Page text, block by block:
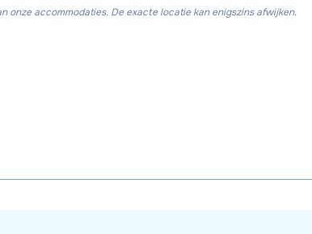
onze accommodaties. De exacte locatie kan enigszins afwijken.